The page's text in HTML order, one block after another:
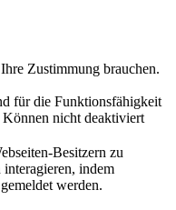
Zustimmung brauchen.
für die Funktionsfähigkeit
nicht deaktiviert
Besitzern zu
indem
werden.